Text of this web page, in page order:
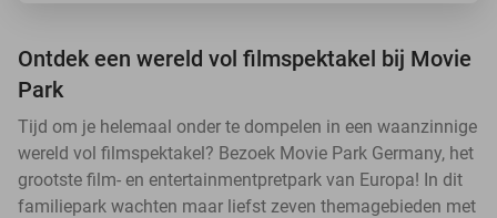
Ontdek een wereld vol filmspektakel bij Movie
Park
Tijd om je helemaal onder te dompelen in een waanzinnige
wereld vol filmspektakel? Bezoek Movie Park Germany, het
grootste film- en entertainmentpretpark van Europa! In dit
familiepark wachten maar liefst zeven themagebieden met